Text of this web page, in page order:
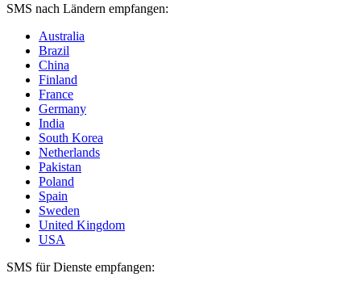
SMS nach Ländern empfangen:
Australia
Brazil
China
Finland
France
Germany
India
South Korea
Netherlands
Pakistan
Poland
Spain
Sweden
United Kingdom
USA
SMS für Dienste empfangen: